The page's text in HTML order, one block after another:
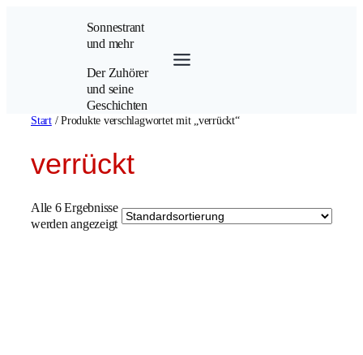
Sonnestrant
und mehr
Der Zuhörer
und seine
Geschichten
Start/ Produkte verschlagwortet mit „verrückt“
verrückt
Alle 6 Ergebnisse
werden angezeigt